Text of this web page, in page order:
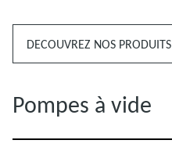
DECOUVREZ NOS PRODUITS
Pompes à vide